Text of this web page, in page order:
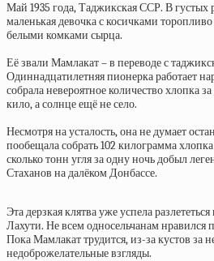
Май 1935 года, Таджикская ССР. В густых
маленькая девочка с косичками
белыми комками сырца.
Её звали Мамлакат – в переводе с
Одиннадцатилетняя пионерка работает
собрала невероятное количество хлопка
кило, а солнце ещё не село.
Несмотря на усталость, она не думает
пообещала собрать 102 килограмма
сколько тонн угля за одну ночь добыл
Стаханов на далёком Донбассе.
Эта дерзкая клятва уже успела
Лахути. Не всем односельчанам нравился
Пока Мамлакат трудится, из-за кустов за
недоброжелательные взгляды.